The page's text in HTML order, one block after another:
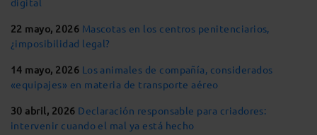
22 mayo, 2026 Mascotas en los centros penitenciarios,
¿imposibilidad legal?
14 mayo, 2026 Los animales de compañía, considerados
«equipajes» en materia de transporte aéreo
30 abril, 2026 Declaración responsable para criadores:
intervenir cuando el mal ya está hecho